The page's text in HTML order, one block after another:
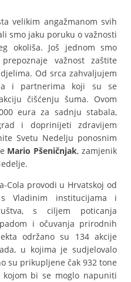
velikim angažmanom svih
smo jaku poruku o važnosti
okoliša. Još jednom smo
važnost zaštite
Od srca zahvaljujem
i partnerima koji su se
čišćenju šuma. Ovom
eura za sadnju stabala,
i doprinijeti zdravijem
Svetu Nedelju ponosnim
Mario Pšeničnjak, zamjenik
Cola provodi u Hrvatskoj od
Vladinim institucijama i
s ciljem poticanja
i očuvanja prirodnih
održano su 134 akcije
u kojima je sudjelovalo
su prikupljene čak 932 tone
bi se moglo napuniti